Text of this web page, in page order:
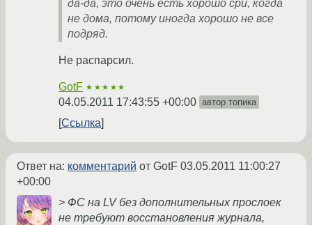
да-да, это очень есть хорошо cpu, когда
не дома, потому иногда хорошо не все
подряд.
Не распарсил.
GotF ★★★★★
04.05.2011 17:43:55 +00:00 автор топика
Ссылка
Ответ на: комментарий от GotF 03.05.2011 11:00:27
+00:00
> ФС на LV без дополнительных прослоек
не требуют восстановления журнала,